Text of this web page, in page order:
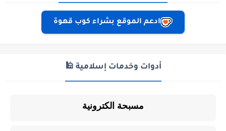
ادعم الموقع بشراء كوب قهوة
أدوات وخدمات إسلامية 🕌
مسبحة الكترونية